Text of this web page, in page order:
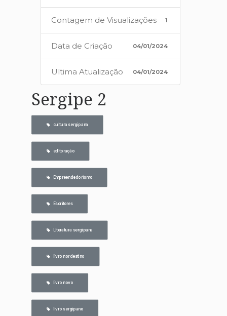
Contagem de Visualizações 1
Data de Criação 04/01/2024
Ultima Atualização 04/01/2024
Sergipe 2
cultura sergipana
editoração
Empreendedorismo
Escritores
Literatura sergipana
livro nordestino
livro novo
livro sergipano